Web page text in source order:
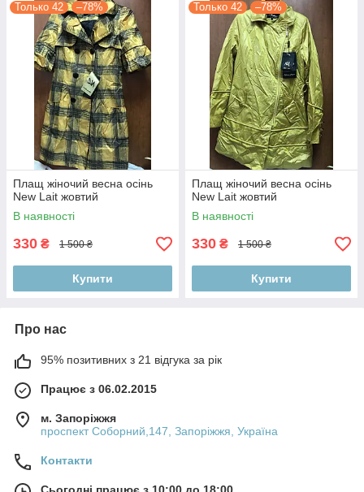
Только 42 –78%
Плащ жіночий весна осінь
New Lait жовтий
В наявності
330 ₴ 1 500 ₴
Купити
Только 42 –78%
Плащ жіночий весна осінь
New Lait жовтий
В наявності
330 ₴ 1 500 ₴
Купити
Про нас
95% позитивних з 21 відгука за рік
Працює з 06.02.2015
м. Запоріжжя
проспект Соборний,147, Запоріжжя, Україна
Контакти